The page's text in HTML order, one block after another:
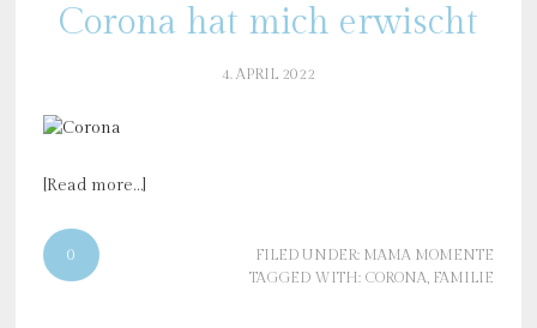
Corona hat mich erwischt
4. APRIL 2022
[Read more…]
0 FILED UNDER: MAMA MOMENTE
TAGGED WITH: CORONA, FAMILIE